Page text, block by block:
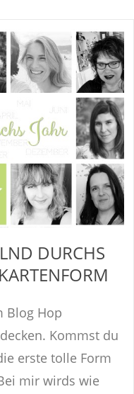
DURCHS
Blog Hop
Kommst du
erste tolle Form
mir wirds wie